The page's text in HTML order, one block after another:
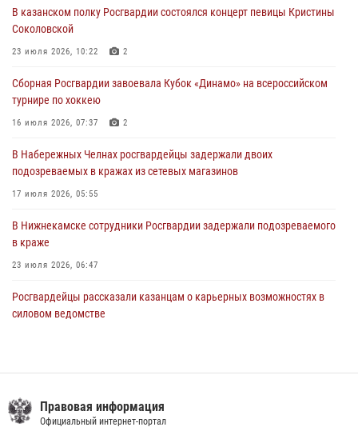
23 июля 2026, 10:22
В Нижнекамске сотрудники Росгвардии задержали подозреваемого
23 июля 2026, 06:47
В Казани Росгвардия приняла участие в обеспечении безопасности
22 июля 2026, 07:41 6
В казанском полку Росгвардии состоялся концерт певицы Кристины
Соколовской
23 июля 2026, 10:22 2
Сборная Росгвардии завоевала Кубок «Динамо» на всероссийском
турнире по хоккею
16 июля 2026, 07:37 2
В Набережных Челнах росгвардейцы задержали двоих
подозреваемых в кражах из сетевых магазинов
17 июля 2026, 05:55
В Нижнекамске сотрудники Росгвардии задержали подозреваемого
в краже
23 июля 2026, 06:47
Росгвардейцы рассказали казанцам о карьерных возможностях в
силовом ведомстве
15 июля 2026, 08:41
Правовая информация
Официальный интернет-портал